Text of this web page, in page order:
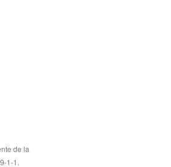
de la
1-1.